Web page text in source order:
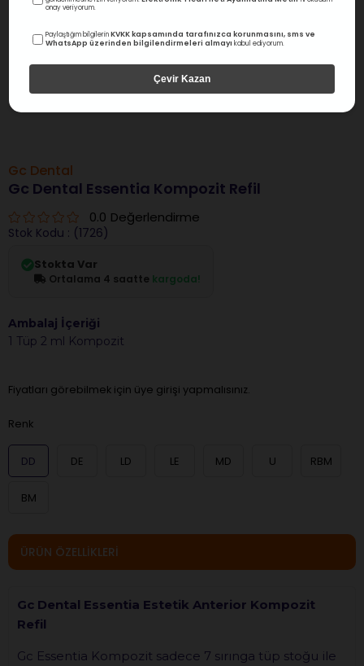
Gc Dental
Gc Dental Essentia Kompozit Refil
0.0 Değerlendirme
Stok Kodu (1726)
Stokta Var
Ortalama 4 saatte kargoda!
Ambalaj İçeriği
1 Tüp 2 ml Kompozit
Fiyatları görebilmek için üye girişi yapmalısınız.
Renk
DD DE LD LE MD U RBM
BM
ÜRÜN ÖZELLIKLERI
Gc Dental Essentia Estetik Anterior Kompozit
Refil
Gc Essentia Kompozit sadece 7 sırınga tüp stoğu ile
onay veriyorum.
Paylaştığım bilgilerinKVKK kapsamında tarafınızca korunmasını, sms ve
WhatsApp üzerinden bilgilendirmeleri almayı kabul ediyorum.
Çevir Kazan